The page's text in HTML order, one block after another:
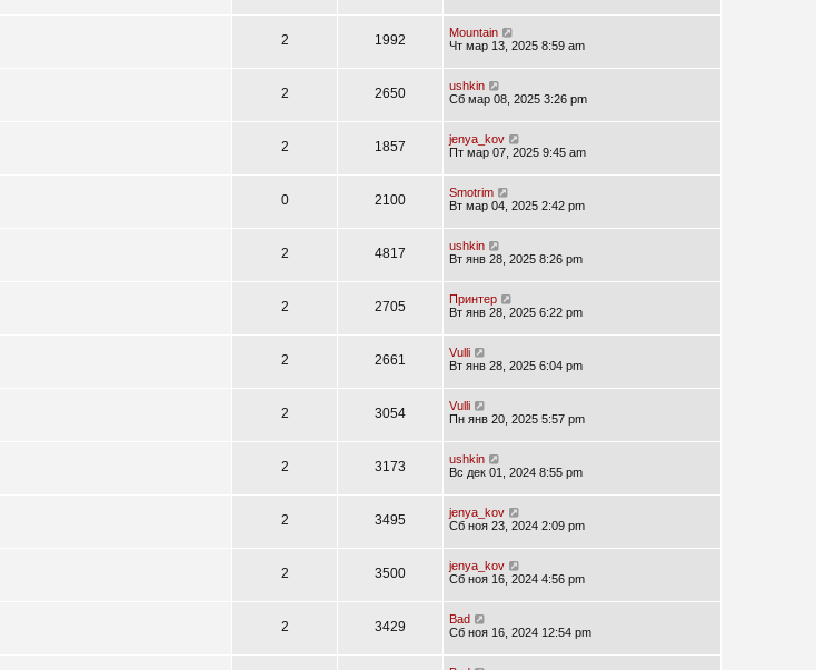
2 1992
Mountain
Чт мар 13, 2025 8:59 am
2 2650
ushkin
Сб мар 08, 2025 3:26 pm
2 1857
jenya_kov
Пт мар 07, 2025 9:45 am
0 2100
Smotrim
Вт мар 04, 2025 2:42 pm
2 4817
ushkin
Вт янв 28, 2025 8:26 pm
2 2705
Принтер
Вт янв 28, 2025 6:22 pm
2 2661
Vulli
Вт янв 28, 2025 6:04 pm
2 3054
Vulli
Пн янв 20, 2025 5:57 pm
2 3173
ushkin
Вс дек 01, 2024 8:55 pm
2 3495
jenya_kov
Сб ноя 23, 2024 2:09 pm
2 3500
jenya_kov
Сб ноя 16, 2024 4:56 pm
2 3429
Bad
Сб ноя 16, 2024 12:54 pm